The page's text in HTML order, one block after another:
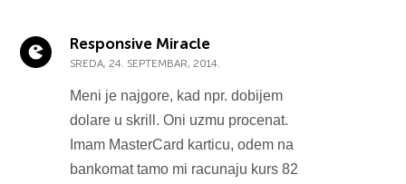
Responsive Miracle
SREDA, 24. SEPTEMBAR, 2014.
Meni je najgore, kad npr. dobijem
dolare u skrill. Oni uzmu procenat.
Imam MasterCard karticu, odem na
bankomat tamo mi racunaju kurs 82